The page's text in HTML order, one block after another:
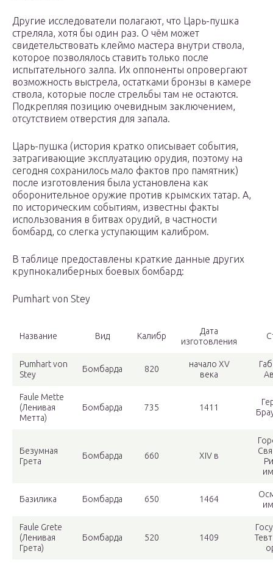
Другие исследователи полагают, что Царь-пушка
стреляла, хотя бы один раз. О чём может
свидетельствовать клеймо мастера внутри ствола,
которое позволялось ставить только после
испытательного залпа. Их оппоненты опровергают
возможность выстрела, остатками бронзы в камере
ствола, которые после стрельбы там не остаются.
Подкрепляя позицию очевидным заключением,
отсутствием отверстия для запала.
Царь-пушка (история кратко описывает события,
затрагивающие эксплуатацию орудия, поэтому на
сегодня сохранилось мало фактов про памятник)
после изготовления была установлена как
оборонительное оружие против крымских татар. А,
по историческим событиям, известны факты
использования в битвах орудий, в частности
бомбард, со слегка уступающим калибром.
В таблице предоставлены краткие данные других
крупнокалиберных боевых бомбард:
Pumhart von Stey
Название Вид Калибр
Дата
изготовления
Pumhart von
Stey
Бомбарда 820
начало XV
века
Faule Mette
(Ленивая
Метта)
Бомбарда 735 1411
Безумная
Грета
Бомбарда 660 XIV в
Базилика Бомбарда 650 1464
Faule Grete
(Ленивая
Грета)
Бомбарда 520 1409